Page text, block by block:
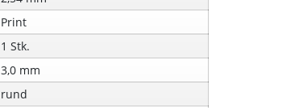
Print
1 Stk.
3,0 mm
rund